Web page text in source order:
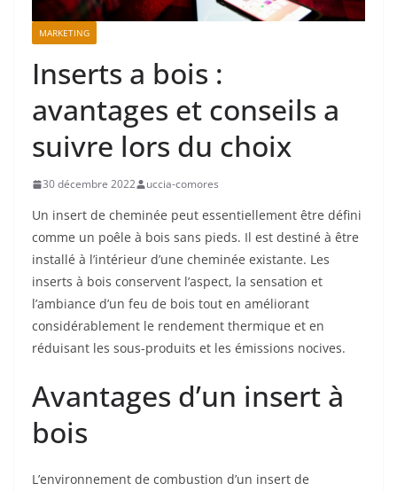
MARKETING
Inserts a bois :
avantages et conseils a
suivre lors du choix
30 décembre 2022 uccia-comores
Un insert de cheminée peut essentiellement être défini
comme un poêle à bois sans pieds. Il est destiné à être
installé à l’intérieur d’une cheminée existante. Les
inserts à bois conservent l’aspect, la sensation et
l’ambiance d’un feu de bois tout en améliorant
considérablement le rendement thermique et en
réduisant les sous-produits et les émissions nocives.
Avantages d’un insert à
bois
L’environnement de combustion d’un insert de